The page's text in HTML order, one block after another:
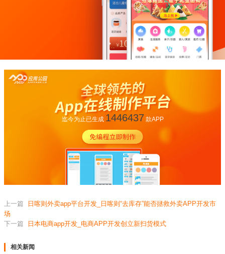
迄今为止已生成 1446437 款APP
上一篇
日喀则外卖app平台开发_日喀则“去库存”能否拯救外卖APP开发市
场
下一篇
日本电商app开发_电商APP开发创立新扫货模式
相关新闻